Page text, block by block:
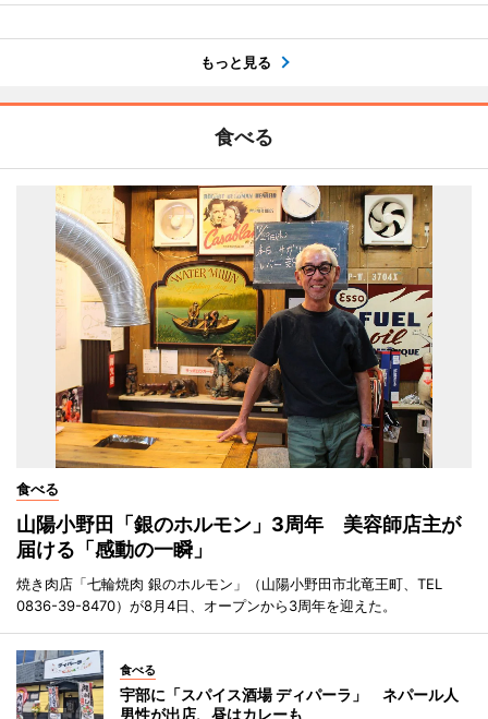
もっと見る
食べる
食べる
山陽小野田「銀のホルモン」3周年 美容師店主が
届ける「感動の一瞬」
焼き肉店「七輪焼肉 銀のホルモン」（山陽小野田市北竜王町、TEL
0836-39-8470）が8月4日、オープンから3周年を迎えた。
食べる
宇部に「スパイス酒場 ディパーラ」 ネパール人
男性が出店、昼はカレーも